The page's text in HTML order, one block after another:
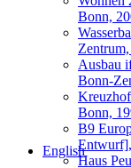
Bonn,
Ausbau
Bonn-
Bonn,
B9
Haus
English